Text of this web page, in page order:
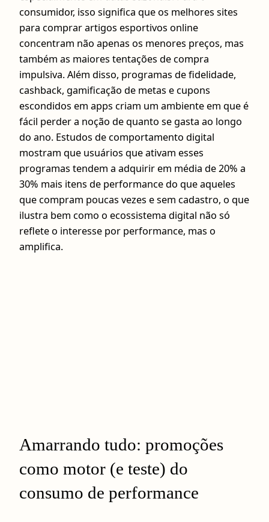
consumidor, isso significa que os melhores sites
para comprar artigos esportivos online
concentram não apenas os menores preços, mas
também as maiores tentações de compra
impulsiva. Além disso, programas de fidelidade,
cashback, gamificação de metas e cupons
escondidos em apps criam um ambiente em que é
fácil perder a noção de quanto se gasta ao longo
do ano. Estudos de comportamento digital
mostram que usuários que ativam esses
programas tendem a adquirir em média de 20% a
30% mais itens de performance do que aqueles
que compram poucas vezes e sem cadastro, o que
ilustra bem como o ecossistema digital não só
reflete o interesse por performance, mas o
amplifica.
Amarrando tudo: promoções
como motor (e teste) do
consumo de performance